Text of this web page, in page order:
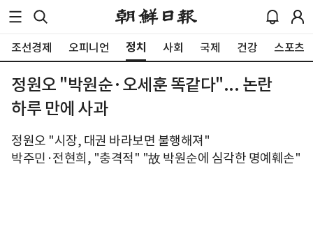
조선경제 오피니언 정치 사회 국제 건강 스포츠
정원오 "박원순·오세훈 똑같다"... 논란
하루 만에 사과
정원오 "시장, 대권 바라보면 불행해져"
박주민·전현희, "충격적" "故 박원순에 심각한 명예훼손"